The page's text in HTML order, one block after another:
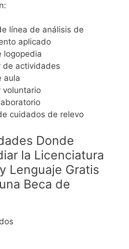
línea de análisis de
aplicado
logopedia
de actividades
aula
voluntario
cuidados de relevo
Donde
la Licenciatura
Lenguaje Gratis
Beca de